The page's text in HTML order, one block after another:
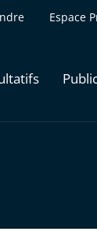
Espace